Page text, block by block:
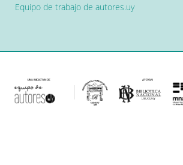
Equipo de trabajo de autores.uy